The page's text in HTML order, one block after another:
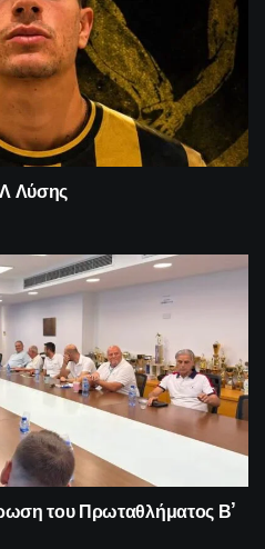
Λύσης
του Πρωταθλήματος Β’